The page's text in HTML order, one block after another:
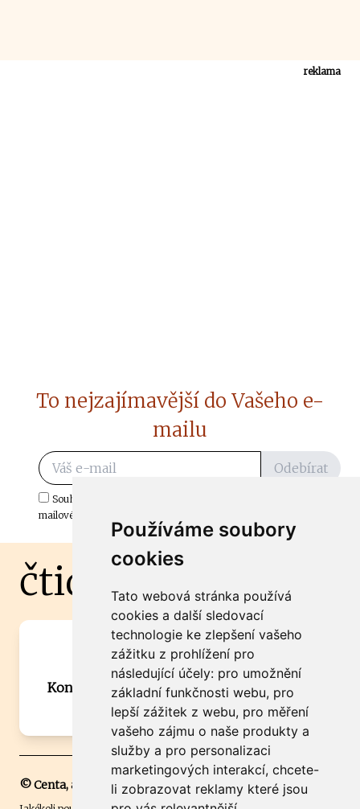
Používáme soubory
cookies
Tato webová stránka používá
cookies a další sledovací
technologie ke zlepšení vašeho
zážitku z prohlížení pro
následující účely: pro umožnění
základní funkčnosti webu, pro
lepší zážitek z webu, pro měření
vašeho zájmu o naše produkty a
služby a pro personalizaci
marketingových interakcí, chcete-
li zobrazovat reklamy které jsou
reklama
To nejzajímavější do Vašeho e-
mailu
Odebírat
Souhlasím s odběrem důležitých zpráv ze ČtiDoma.cz do mé e-
mailové schránky.
čtidoma.cz
Máte zajímavou informaci? Chcete
spolupracovat?
Kontaktujte šéfredaktora Martina Chalupu:
chalupa@ctidoma.cz
© Centa, a.s.